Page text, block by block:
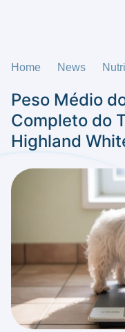
Home News
Peso Médio
Completo do
Highland